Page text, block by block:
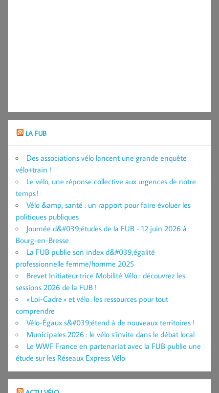
LA FUB
Des associations vélo lancent une grande enquête
vélo+train !
Le vélo, une réponse collective aux urgences de notre
temps !
Vélo &amp; santé : un rapport pour faire évoluer les
politiques publiques
Journée d&#039;études de la FUB - 12 juin 2026 à
Bourg-en-Bresse
La FUB publie son index d&#039;égalité
professionnelle femme/homme 2025
Brevet Initiateur·trice Mobilité Vélo : découvrez les
sessions 2026 de la FUB !
« Loi-Cadre » et vélo : les ressources pour tout
comprendre
Vélo-Égaux s&#039;étend à de nouveaux territoires !
Municipales 2026 : le vélo s’invite dans le débat local
Le WWF France en partenariat avec la FUB publie une
étude sur les Réseaux Express Vélo